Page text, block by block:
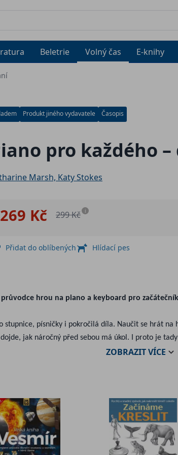
Beletrie Volný čas E-knihy
Produkt jiného vydavatele Časopis
pro každého
Marsh, Katy Stokes
269 Kč 299 Kč i
Přidat do oblíbených Hlídací pes
hrou na piano a keyboard pro
stupnice, písničky i pokročilá díla. Naučit se hrát
jak náročný před sebou má úkol. I proto je
návodům na hraní skladeb různých žánrů. Se
a jdeme na to!
ZOBRAZITVÍCE